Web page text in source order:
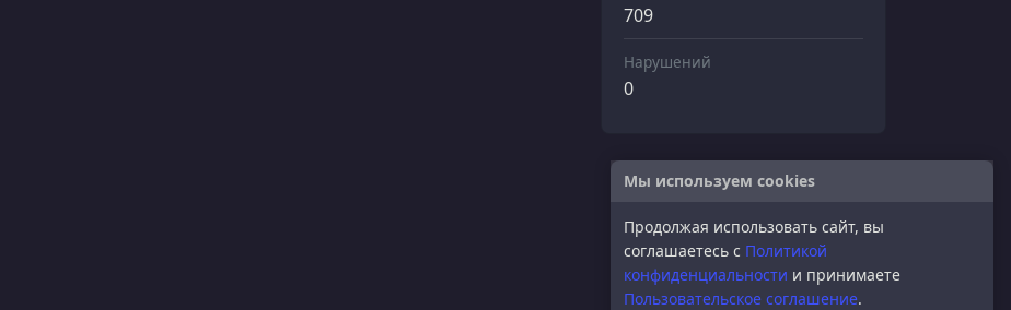
709
Нарушений
0
Мы используем cookies
Продолжая использовать сайт, вы
соглашаетесь с Политикой
конфиденциальности и принимаете
Пользовательское соглашение.